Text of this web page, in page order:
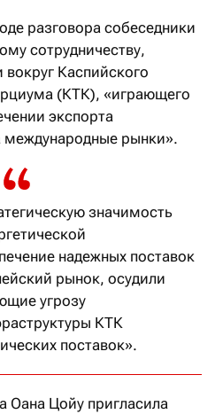
разговора собеседники
сотрудничеству,
вокруг Каспийского
(КТК), «играющего
экспорта
международные рынки».
значимость
надежных поставок
рынок, осудили
угрозу
КТК
поставок».
Оана Цойу пригласила